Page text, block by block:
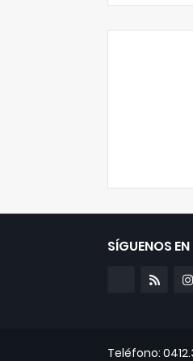
SÍGUENOS
Teléfono: